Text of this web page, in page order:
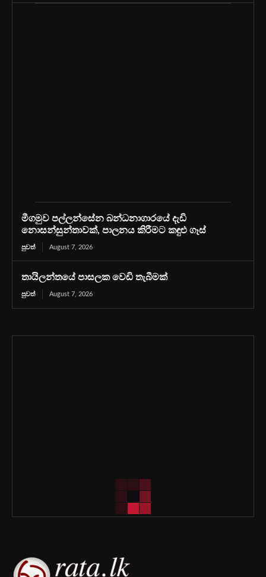
මීගමුව පල්ලන්සේන බන්ධනාගාරයේ දැඩි
නොසන්සුන්තාවක්, පාලනය කිරීමට කඳුළු ගෑස්
පුවත් August 7, 2026
තායිලන්තයේ පාසලක වෙඩි තැබීමක්
පුවත් August 7, 2026